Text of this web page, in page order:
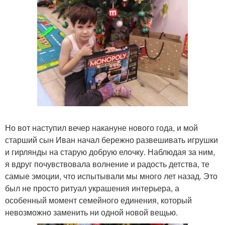
Но вот наступил вечер накануне нового года, и мой
старший сын Иван начал бережно развешивать игрушки
и гирлянды на старую добрую елочку. Наблюдая за ним,
я вдруг почувствовала волнение и радость детства, те
самые эмоции, что испытывали мы много лет назад. Это
был не просто ритуал украшения интерьера, а
особенный момент семейного единения, который
невозможно заменить ни одной новой вещью.